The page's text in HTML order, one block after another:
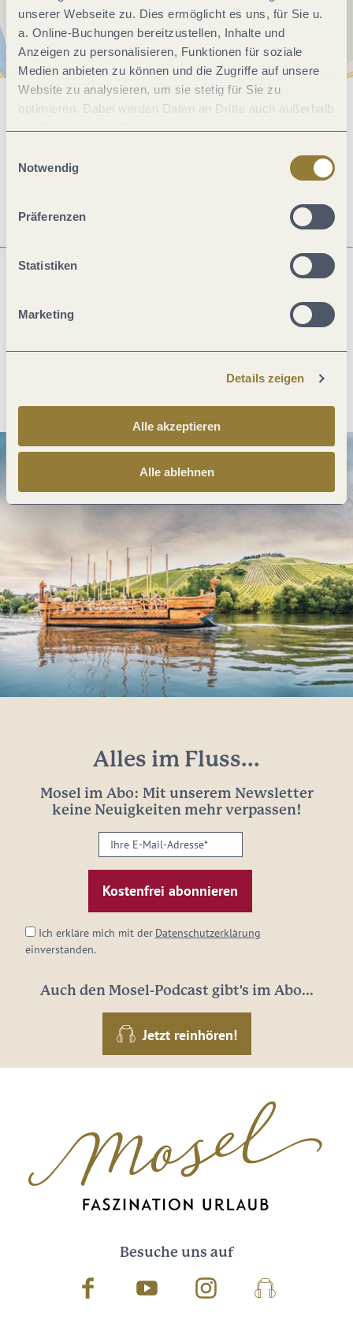
unserer Webseite zu. Dies ermöglicht es uns, für Sie u.
a. Online-Buchungen bereitzustellen, Inhalte und
Anzeigen zu personalisieren, Funktionen für soziale
Medien anbieten zu können und die Zugriffe auf unsere
Website zu analysieren, um sie stetig für Sie zu
optimieren. Dabei werden Daten an Dritte auch außerhalb
jederzeit widerrufen werden. Mit der Auswahl "Alle
ablehnen" kann es zu Beeinträchtigungen in der Nutzung
Notwendig
Präferenzen
Statistiken
Marketing
Details zeigen
Alle akzeptieren
Alle ablehnen
Allgemeine Informationen
Öffnungszeiten
PDF erzeugen
Alles im Fluss...
Mosel im Abo: Mit unserem Newsletter
keine Neuigkeiten mehr verpassen!
Ihre
E-
Mail-
Adresse:
Ich erkläre mich mit der Datenschutzerklärung
einverstanden.
Auch den Mosel-Podcast gibt's im Abo...
Jetzt reinhören!
Besuche uns auf
Facebook Youtube InstagramPodcast